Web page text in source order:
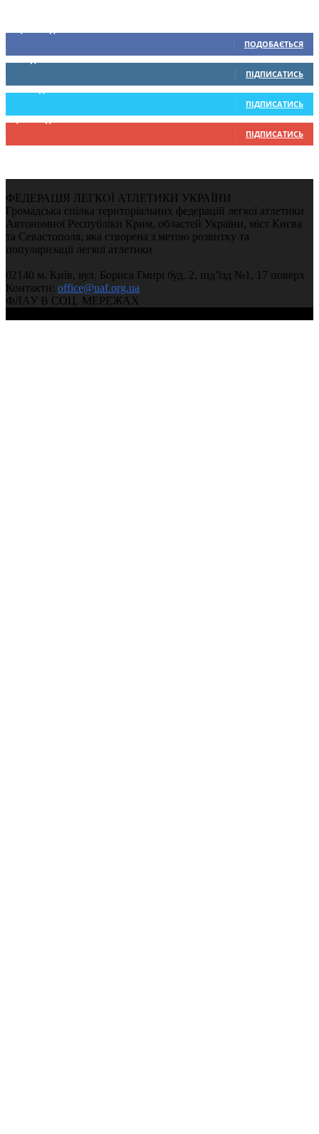
ПОДОБАЄТЬСЯ
0 Підписників
ПІДПИСАТИСЬ
234 Підписників
ПІДПИСАТИСЬ
9,370 Підписників
ПІДПИСАТИСЬ
ФЕДЕРАЦІЯ ЛЕГКОЇ АТЛЕТИКИ УКРАЇНИ
Громадська спілка територіальних федерацій легкої атлетики
Автономної Республіки Крим, областей України, міст Києва
та Севастополя, яка створена з метою розвитку та
популяризації легкої атлетики
02140 м. Київ, вул. Бориса Гмирі буд. 2, під’їзд №1, 17 поверх
Контакти: office@uaf.org.ua
ФЛАУ В СОЦ. МЕРЕЖАХ